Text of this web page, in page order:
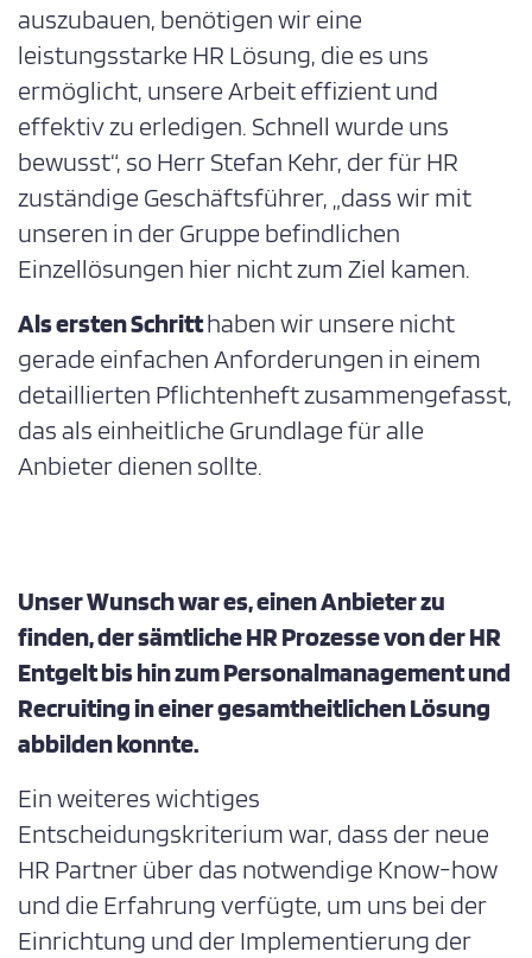
auszubauen, benötigen wir eine
leistungsstarke HR Lösung, die es uns
ermöglicht, unsere Arbeit effizient und
effektiv zu erledigen. Schnell wurde uns
bewusst“, so Herr Stefan Kehr, der für HR
zuständige Geschäftsführer, „dass wir mit
unseren in der Gruppe befindlichen
Einzellösungen hier nicht zum Ziel kamen.
Als ersten Schritthaben wir unsere nicht
gerade einfachen Anforderungen in einem
detaillierten Pflichtenheft zusammengefasst,
das als einheitliche Grundlage für alle
Anbieter dienen sollte.
Unser Wunsch war es, einen Anbieter zu
finden, der sämtliche HR Prozesse von der HR
Entgelt bis hin zum Personalmanagement und
Recruiting in einer gesamtheitlichen Lösung
abbilden konnte.
Ein weiteres wichtiges
Entscheidungskriterium war, dass der neue
HR Partner über das notwendige Know-how
und die Erfahrung verfügte, um uns bei der
Einrichtung und der Implementierung der